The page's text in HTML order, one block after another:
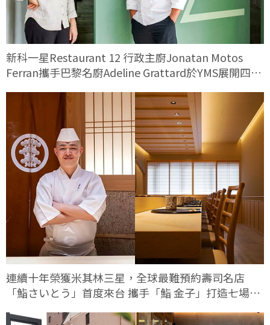
新科一星Restaurant 12 行政主廚Jonatan Motos
Ferran攜手巴黎名廚Adeline Grattard於YMS展開四手
連續十年榮獲米其林三星，全球最難預約壽司名店
「鮨さいとう」首度來台 攜手「鮨 金子」打造七場限